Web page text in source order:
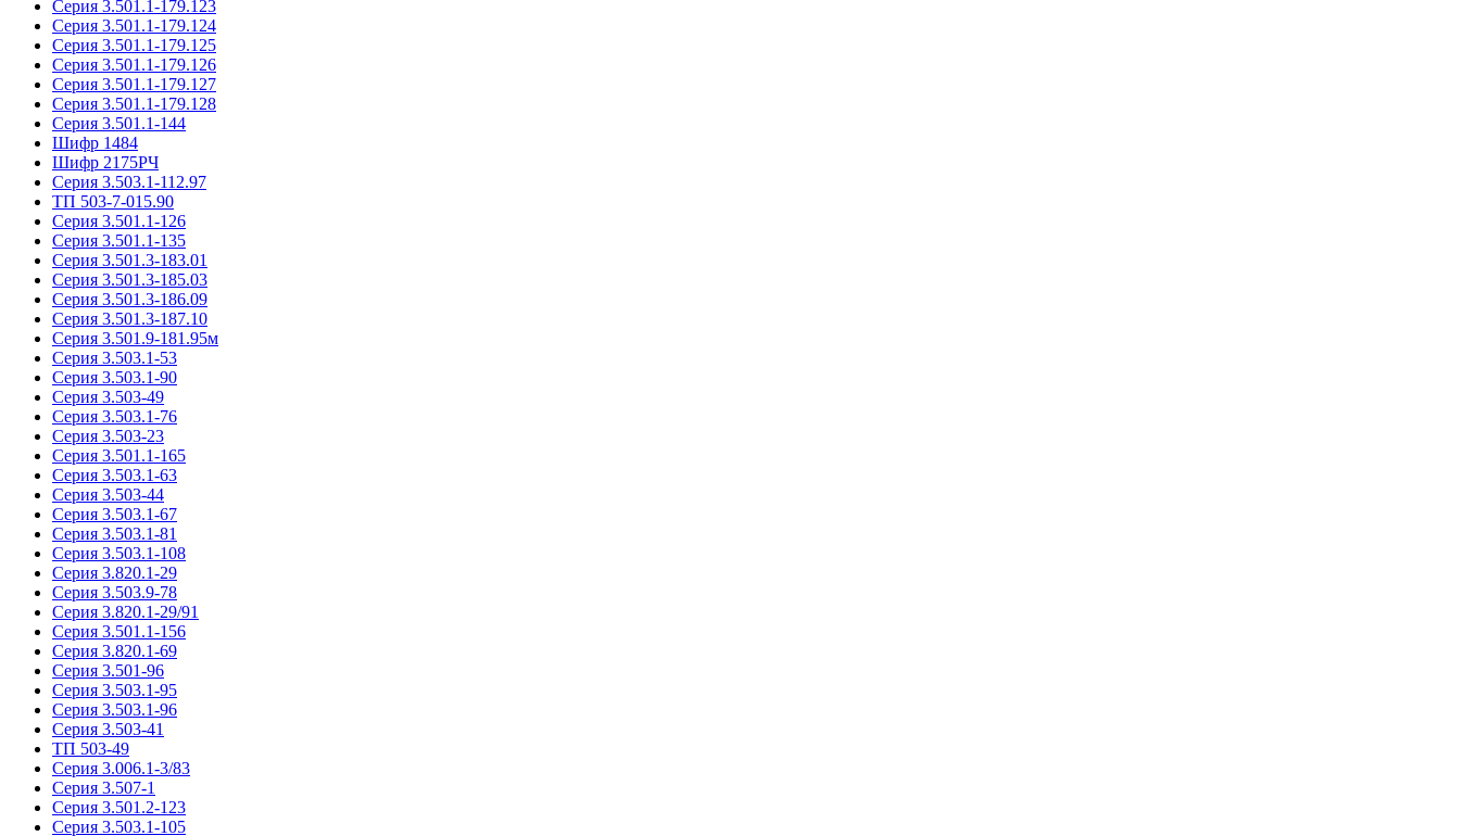
Серия 3.501.1-179.123
Серия 3.501.1-179.124
Серия 3.501.1-179.125
Серия 3.501.1-179.126
Серия 3.501.1-179.127
Серия 3.501.1-179.128
Серия 3.501.1-144
Шифр 1484
Шифр 2175РЧ
Серия 3.503.1-112.97
ТП 503-7-015.90
Серия 3.501.1-126
Серия 3.501.1-135
Серия 3.501.3-183.01
Серия 3.501.3-185.03
Серия 3.501.3-186.09
Серия 3.501.3-187.10
Серия 3.501.9-181.95м
Серия 3.503.1-53
Серия 3.503.1-90
Серия 3.503-49
Серия 3.503.1-76
Серия 3.503-23
Серия 3.501.1-165
Серия 3.503.1-63
Серия 3.503-44
Серия 3.503.1-67
Серия 3.503.1-81
Серия 3.503.1-108
Серия 3.820.1-29
Серия 3.503.9-78
Серия 3.820.1-29/91
Серия 3.501.1-156
Серия 3.820.1-69
Серия 3.501-96
Серия 3.503.1-95
Серия 3.503.1-96
Серия 3.503-41
ТП 503-49
Серия 3.006.1-3/83
Серия 3.507-1
Серия 3.501.2-123
Серия 3.503.1-105